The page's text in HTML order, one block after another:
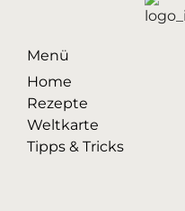
Menü
Home
Rezepte
Weltkarte
Tipps & Tricks